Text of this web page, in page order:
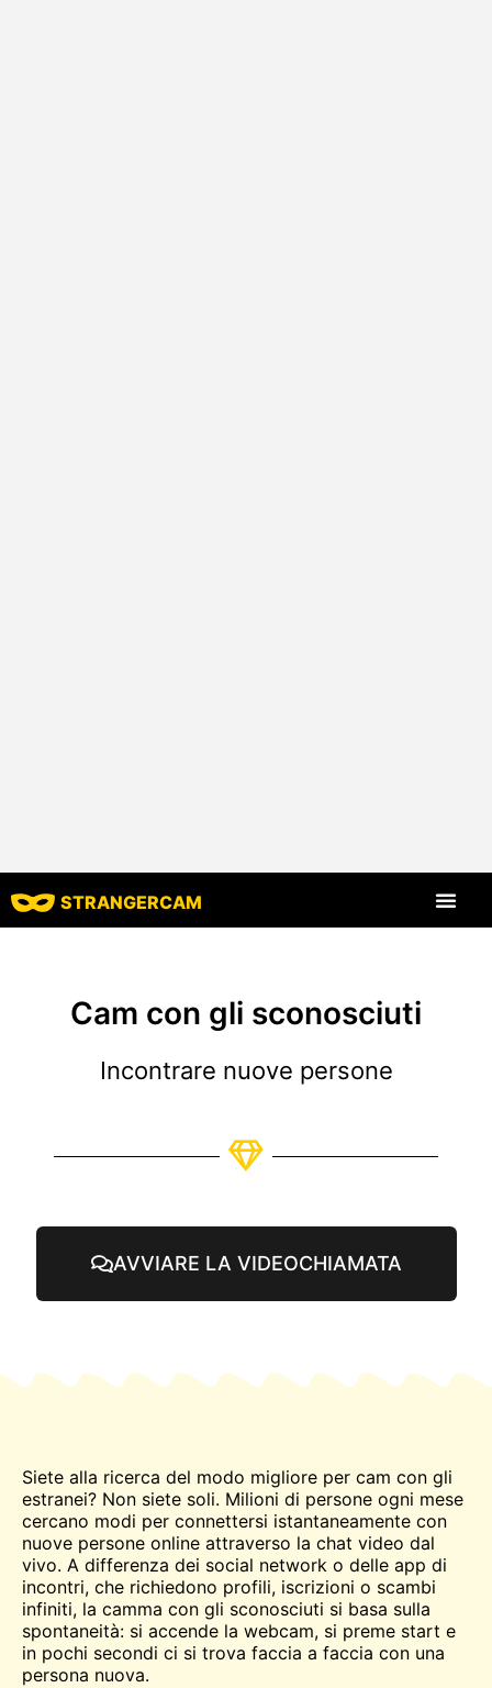
STRANGERCAM
Cam con gli sconosciuti
Incontrare nuove persone
AVVIARE LA VIDEOCHIAMATA
Siete alla ricerca del modo migliore per cam con gli
estranei? Non siete soli. Milioni di persone ogni mese
cercano modi per connettersi istantaneamente con
nuove persone online attraverso la chat video dal
vivo. A differenza dei social network o delle app di
incontri, che richiedono profili, iscrizioni o scambi
infiniti, la camma con gli sconosciuti si basa sulla
spontaneità: si accende la webcam, si preme start e
in pochi secondi ci si trova faccia a faccia con una
persona nuova.